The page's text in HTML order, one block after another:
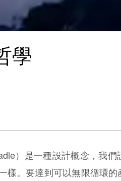
學
） 是一種設計概念，我
樣。要達到可以無限循環